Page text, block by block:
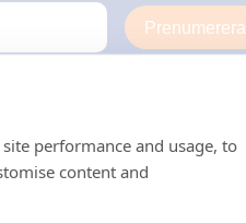
performance and usage, to
content and
Prenumerera
Företag
Om oss